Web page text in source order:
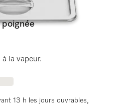
poignée
la vapeur.
13 h les jours ouvrables,